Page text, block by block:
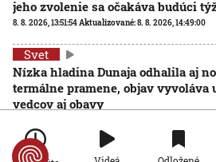
jeho zvolenie sa očakáva budúci
8. 8. 2026, 13:51:54Aktualizované:8. 8. 2026, 14:49:00
Svet
Nízka hladina Dunaja odhalila aj
termálne pramene, objav vyvoláva
vedcov aj obavy